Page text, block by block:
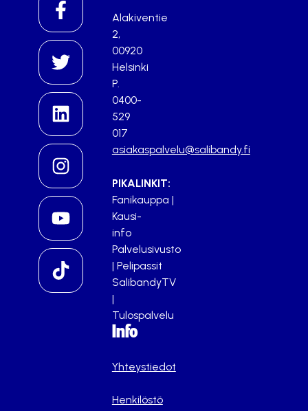
Alakiventie
2,
00920
Helsinki
P.
0400-
529
017
asiakaspalvelu@salibandy.fi
PIKALINKIT:
Fanikauppa |
Kausi-
info
Palvelusivusto
| Pelipassit
SalibandyTV
|
Tulospalvelu
Info
Yhteystiedot
Henkilöstö